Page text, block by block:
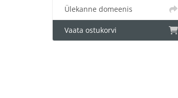
Ülekanne domeenis
Vaata ostukorvi